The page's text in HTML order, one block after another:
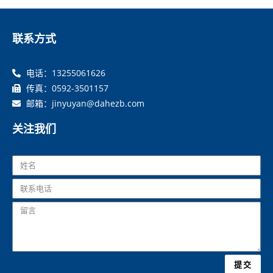
联系方式
电话：13255061626
传真：0592-3501157
邮箱：jinyuyan@dahezb.com
关注我们
提交